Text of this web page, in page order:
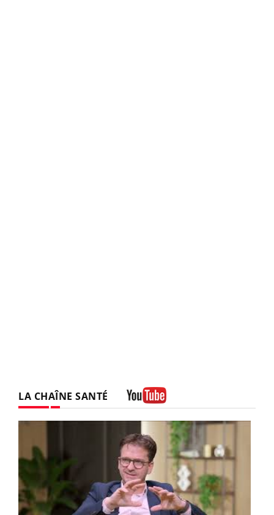
LA CHAÎNE SANTÉ